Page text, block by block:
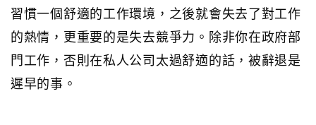
習慣一個舒適的工作環境，之後就會失去了對工作
的熱情，更重要的是失去競爭力。除非你在政府部
門工作，否則在私人公司太過舒適的話，被辭退是
遲早的事。